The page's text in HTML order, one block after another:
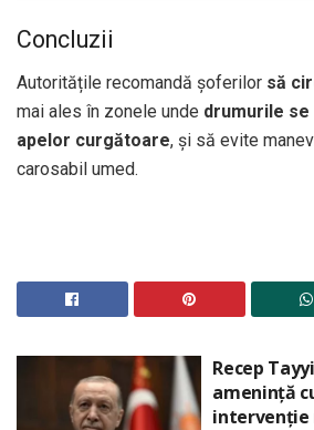
Concluzii
Autoritățile recomandă șoferilor să
mai ales în zonele unde drumurile
apelor curgătoare, și să evite
carosabil umed.
Recep
amenință